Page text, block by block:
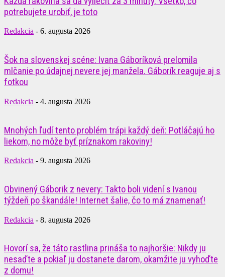
potrebujete urobiť, je toto
Redakcia - 6. augusta 2026
Šok na slovenskej scéne: Ivana Gáboríková prelomila
mlčanie po údajnej nevere jej manžela. Gáborík reaguje aj s
fotkou
Redakcia - 4. augusta 2026
Mnohých ľudí tento problém trápi každý deň: Potláčajú ho
liekom, no môže byť príznakom rakoviny!
Redakcia - 9. augusta 2026
Obvinený Gáborik z nevery: Takto boli videní s Ivanou
týždeň po škandále! Internet šalie, čo to má znamenať!
Redakcia - 8. augusta 2026
Hovorí sa, že táto rastlina prináša to najhoršie: Nikdy ju
nesaďte a pokiaľ ju dostanete darom, okamžite ju vyhoďte
z domu!